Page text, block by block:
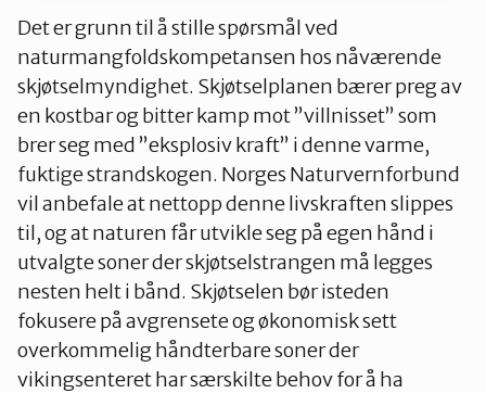
Det er grunn til å stille spørsmål ved
naturmangfoldskompetansen hos nåværende
skjøtselmyndighet. Skjøtselplanen bærer preg av
en kostbar og bitter kamp mot ”villnisset” som
brer seg med ”eksplosiv kraft” i denne varme,
fuktige strandskogen. Norges Naturvernforbund
vil anbefale at nettopp denne livskraften slippes
til, og at naturen får utvikle seg på egen hånd i
utvalgte soner der skjøtselstrangen må legges
nesten helt i bånd. Skjøtselen bør isteden
fokusere på avgrensete og økonomisk sett
overkommelig håndterbare soner der
vikingsenteret har særskilte behov for å ha